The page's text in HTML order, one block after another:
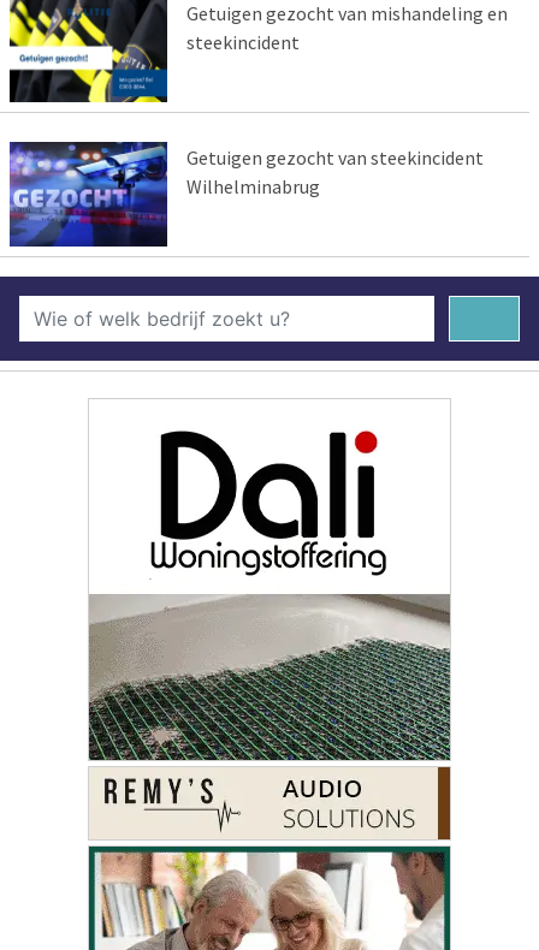
Getuigen gezocht van mishandeling en
steekincident
Getuigen gezocht van steekincident
Wilhelminabrug